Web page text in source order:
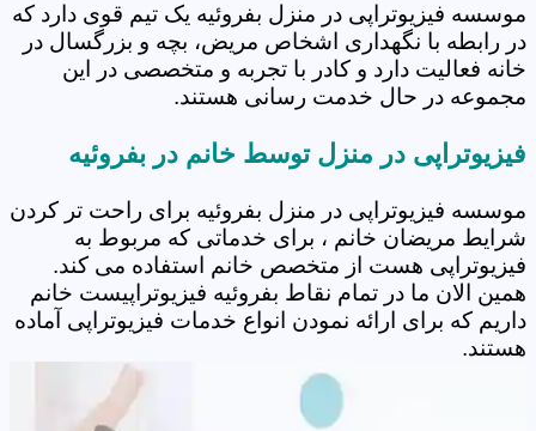
موسسه فیزیوتراپی در منزل بفروئیه یک تیم قوی دارد که
در رابطه با نگهداری اشخاص مریض، بچه و بزرگسال در
خانه فعالیت دارد و کادر با تجربه و متخصصی در این
مجموعه در حال خدمت رسانی هستند.
فیزیوتراپی در منزل توسط خانم در بفروئیه
موسسه فیزیوتراپی در منزل بفروئیه برای راحت تر کردن
شرایط مریضان خانم ، برای خدماتی که مربوط به
فیزیوتراپی هست از متخصص خانم استفاده می کند.
همین الان ما در تمام نقاط بفروئیه فیزیوتراپیست خانم
داریم که برای ارائه نمودن انواع خدمات فیزیوتراپی آماده
هستند.